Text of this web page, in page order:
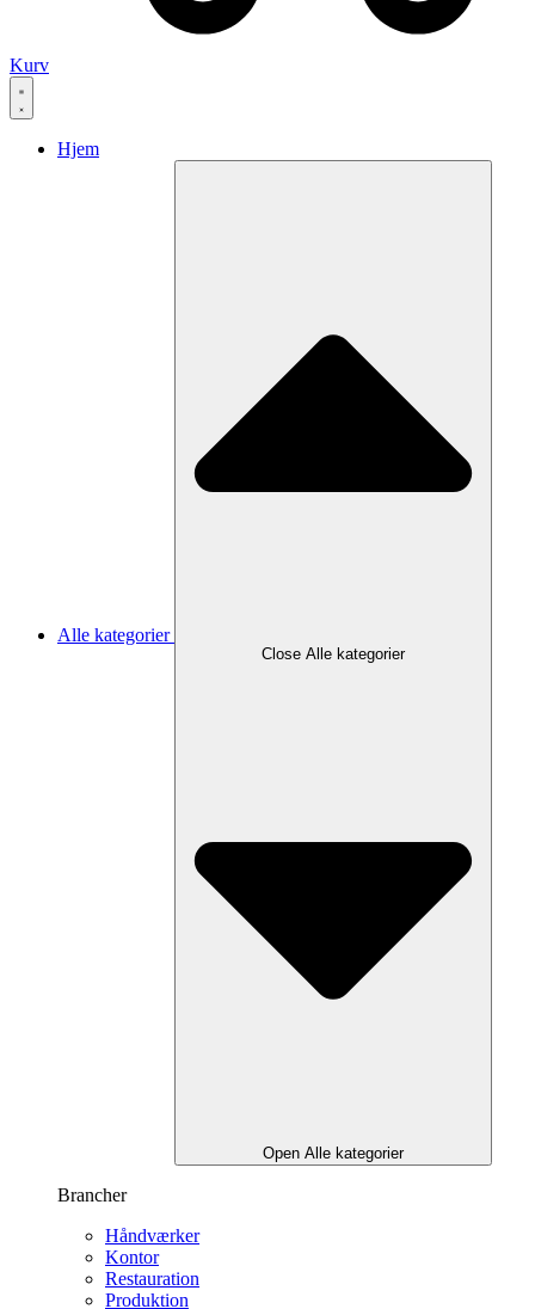
Kurv
Hjem
Alle kategorier
Close Alle kategorier
Open Alle kategorier
Brancher
Håndværker
Kontor
Restauration
Produktion